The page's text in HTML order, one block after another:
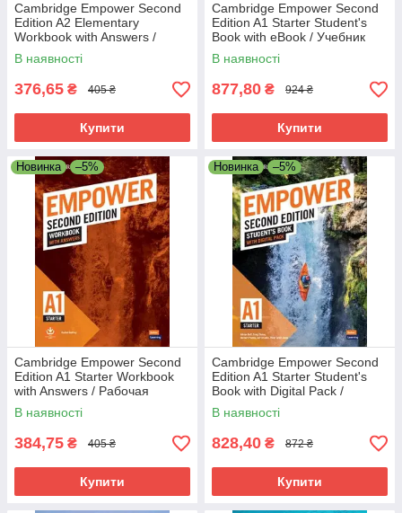
Cambridge Empower Second
Edition A2 Elementary
Workbook with Answers /
Рабочая тетрадь
В наявності
376,65 ₴ 405 ₴
Купити
Cambridge Empower Second
Edition A1 Starter Student's
Book with eBook / Учебник
В наявності
877,80 ₴ 924 ₴
Купити
Новинка –5%
Cambridge Empower Second
Edition A1 Starter Workbook
with Answers / Рабочая
тетрадь
В наявності
384,75 ₴ 405 ₴
Купити
Новинка –5%
Cambridge Empower Second
Edition A1 Starter Student's
Book with Digital Pack /
Учебник
В наявності
828,40 ₴ 872 ₴
Купити